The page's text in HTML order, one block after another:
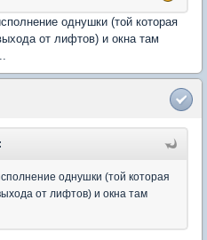
однушки (той которая
от лифтов) и окна там
однушки (той которая
от лифтов) и окна там